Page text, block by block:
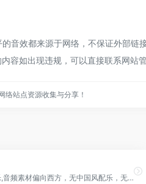
音效都来源于网络，不保证外部
容如出现违规，可以直接联系网站
络站点资源收集与分享！
很多好听的纯音乐,音频素材偏向西方，无中国风配乐，无需梯子